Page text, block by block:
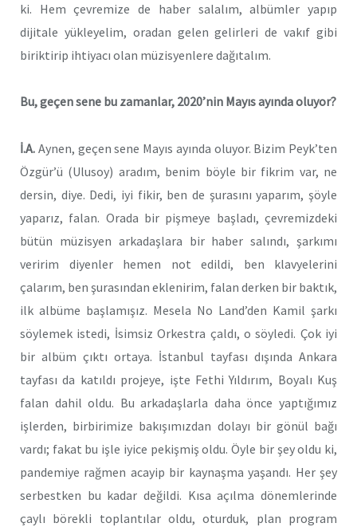
ki. Hem çevremize de haber salalım, albümler yapıp
dijitale yükleyelim, oradan gelen gelirleri de vakıf gibi
biriktirip ihtiyacı olan müzisyenlere dağıtalım.
Bu, geçen sene bu zamanlar, 2020’nin Mayıs ayında oluyor?
İ.A. Aynen, geçen sene Mayıs ayında oluyor. Bizim Peyk’ten
Özgür’ü (Ulusoy) aradım, benim böyle bir fikrim var, ne
dersin, diye. Dedi, iyi fikir, ben de şurasını yaparım, şöyle
yaparız, falan. Orada bir pişmeye başladı, çevremizdeki
bütün müzisyen arkadaşlara bir haber salındı, şarkımı
veririm diyenler hemen not edildi, ben klavyelerini
çalarım, ben şurasından eklenirim, falan derken bir baktık,
ilk albüme başlamışız. Mesela No Land’den Kamil şarkı
söylemek istedi, İsimsiz Orkestra çaldı, o söyledi. Çok iyi
bir albüm çıktı ortaya. İstanbul tayfası dışında Ankara
tayfası da katıldı projeye, işte Fethi Yıldırım, Boyalı Kuş
falan dahil oldu. Bu arkadaşlarla daha önce yaptığımız
işlerden, birbirimize bakışımızdan dolayı bir gönül bağı
vardı; fakat bu işle iyice pekişmiş oldu. Öyle bir şey oldu ki,
pandemiye rağmen acayip bir kaynaşma yaşandı. Her şey
serbestken bu kadar değildi. Kısa açılma dönemlerinde
çaylı börekli toplantılar oldu, oturduk, plan program